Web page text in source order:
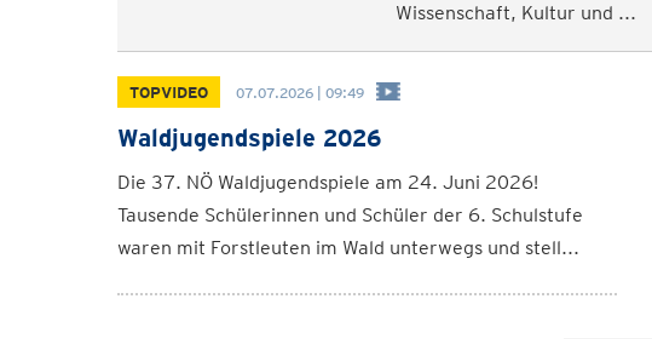
Wissenschaft, Kultur und ...
TOPVIDEO 07.07.2026 | 09:49
Waldjugendspiele 2026
Die 37. NÖ Waldjugendspiele am 24. Juni 2026!
Tausende Schülerinnen und Schüler der 6. Schulstufe
waren mit Forstleuten im Wald unterwegs und stell...